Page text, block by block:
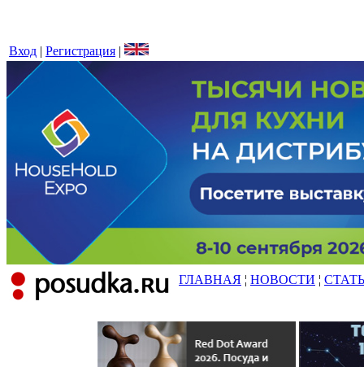
Вход | Регистрация |
ГЛАВНАЯ ¦ НОВОСТИ ¦